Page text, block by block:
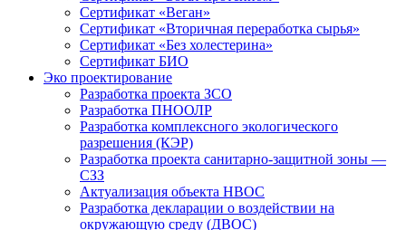
Сертификат «Веган»
Сертификат «Вторичная переработка сырья»
Сертификат «Без холестерина»
Сертификат БИО
Эко проектирование
Разработка проекта ЗСО
Разработка ПНООЛР
Разработка комплексного экологического
разрешения (КЭР)
Разработка проекта санитарно-защитной зоны —
СЗЗ
Актуализация объекта НВОС
Разработка декларации о воздействии на
окружающую среду (ДВОС)